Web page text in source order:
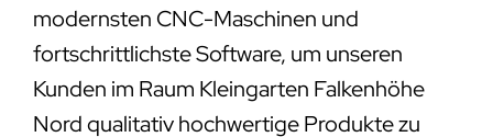
modernsten CNC-Maschinen und
fortschrittlichste Software, um unseren
Kunden im Raum Kleingarten Falkenhöhe
Nord qualitativ hochwertige Produkte zu